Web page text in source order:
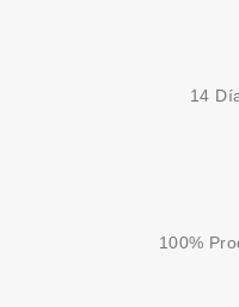
14
100%